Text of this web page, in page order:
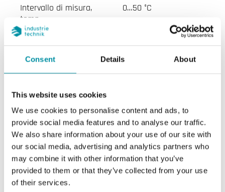
Consent Details About
This website uses cookies
We use cookies to personalise content and ads, to
provide social media features and to analyse our traffic.
We also share information about your use of our site with
our social media, advertising and analytics partners who
may combine it with other information that you’ve
provided to them or that they’ve collected from your use
of their services.
Intervallo di misura,
temp
0…50 °C
Uscita umidità
Precisione, gas
nell'aria
Alimentazione (4...20
mA)
Min (11-(0,02xRL)) Vdc,
max 30 Vdc